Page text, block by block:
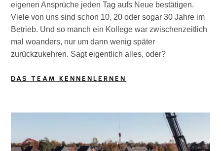
eigenen Ansprüche jeden Tag aufs Neue bestätigen.
Viele von uns sind schon 10, 20 oder sogar 30 Jahre im
Betrieb. Und so manch ein Kollege war zwischenzeitlich
mal woanders, nur um dann wenig später
zurückzukehren. Sagt eigentlich alles, oder?
DAS TEAM KENNENLERNEN